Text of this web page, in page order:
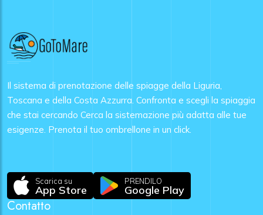
Il sistema di prenotazione delle spiagge della Liguria,
Toscana e della Costa Azzurra. Confronta e scegli la spiaggia
che stai cercando Cerca la sistemazione più adatta alle tue
esigenze. Prenota il tuo ombrellone in un click.
Scarica su
App Store
PRENDILO
Google Play
Contatto